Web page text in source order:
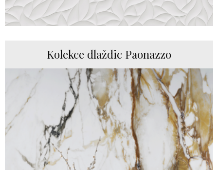
Kolekce dlaždic Paonazzo